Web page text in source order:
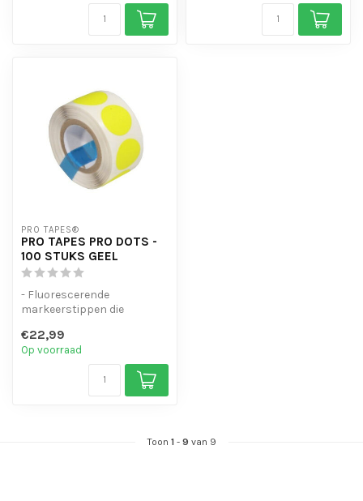
PRO TAPES®
PRO TAPES PRO DOTS -
100 STUKS GEEL
- Fluorescerende
markeerstippen die
blacklight
- Gemaakt...
€22,99
Op voorraad
Toon 1- 9 van 9